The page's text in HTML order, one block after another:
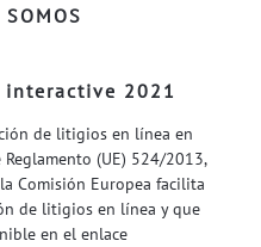
interactive 2021
de litigios en línea en
(UE) 524/2013,
Comisión Europea facilita
de litigios en línea y que
en el enlace